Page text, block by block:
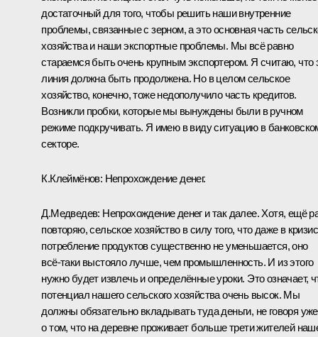
достаточный для того, чтобы решить наши внутренние
проблемы, связанные с зерном, а это основная часть
хозяйства и наши экспортные проблемы. Мы всё равно
стараемся быть очень крупным экспортером. Я считаю, что
линия должна быть продолжена. Но в целом сельское
хозяйство, конечно, тоже недополучило часть кредитов.
Возникли пробки, которые мы вынуждены были в ручном
режиме подкручивать. Я имею в виду ситуацию в
секторе.
К.Клеймёнов: Непрохождение денег.
Д.Медведев: Непрохождение денег и так далее. Хотя, ещё
повторяю, сельское хозяйство в силу того, что даже в кризис
потребление продуктов существенно не уменьшается, оно
всё‑таки выстояло лучше, чем промышленность. И из этого
нужно будет извлечь и определённые уроки. Это означает,
потенциал нашего сельского хозяйства очень высок. Мы
должны обязательно вкладывать туда деньги, не говоря уже
о том, что на деревне проживает больше трети жителей